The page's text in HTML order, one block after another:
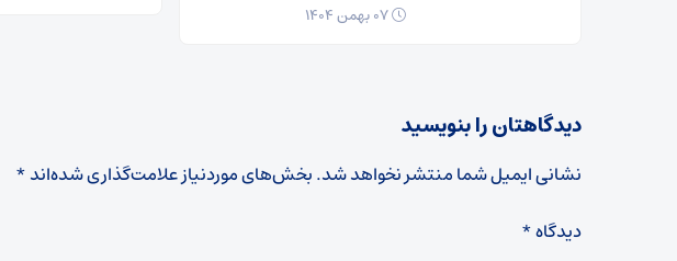
دیدگاهتان را بنویسید
نشانی ایمیل شما منتشر نخواهد شد.بخش‌های موردنیاز علامت‌گذاری شده‌اند*
دیدگاه*